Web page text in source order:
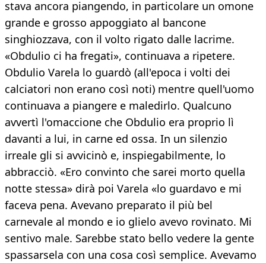
stava ancora piangendo, in particolare un omone
grande e grosso appoggiato al bancone
singhiozzava, con il volto rigato dalle lacrime.
«Obdulio ci ha fregati», continuava a ripetere.
Obdulio Varela lo guardò (all'epoca i volti dei
calciatori non erano così noti) mentre quell'uomo
continuava a piangere e maledirlo. Qualcuno
avvertì l'omaccione che Obdulio era proprio lì
davanti a lui, in carne ed ossa. In un silenzio
irreale gli si avvicinò e, inspiegabilmente, lo
abbracciò. «Ero convinto che sarei morto quella
notte stessa» dirà poi Varela «lo guardavo e mi
faceva pena. Avevano preparato il più bel
carnevale al mondo e io glielo avevo rovinato. Mi
sentivo male. Sarebbe stato bello vedere la gente
spassarsela con una cosa così semplice. Avevamo